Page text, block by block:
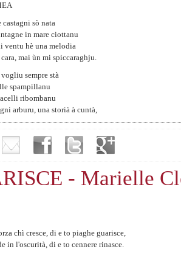
sò nata
in mare ciottanu
ventu hè una melodia
mai ùn mi spiccaraghju.
sempre stà
spampillanu
ribombanu
arburu, una storià à cuntà,
è ci vogliu campà.
- Marielle
chì cresce, di e to piaghe guarisce,
in l'oscurità, di e to cennere rinasce.